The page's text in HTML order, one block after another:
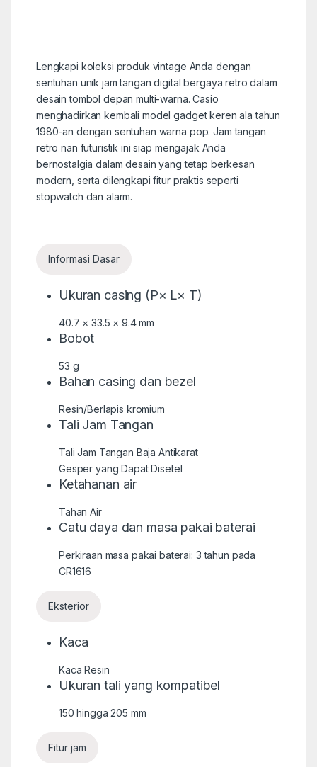
Lengkapi koleksi produk vintage Anda dengan
sentuhan unik jam tangan digital bergaya retro dalam
desain tombol depan multi-warna. Casio
menghadirkan kembali model gadget keren ala tahun
1980-an dengan sentuhan warna pop. Jam tangan
retro nan futuristik ini siap mengajak Anda
bernostalgia dalam desain yang tetap berkesan
modern, serta dilengkapi fitur praktis seperti
stopwatch dan alarm.
Informasi Dasar
Ukuran casing (P× L× T)
40.7 × 33.5 × 9.4 mm
Bobot
53 g
Bahan casing dan bezel
Resin/Berlapis kromium
Tali Jam Tangan
Tali Jam Tangan Baja Antikarat
Gesper yang Dapat Disetel
Ketahanan air
Tahan Air
Catu daya dan masa pakai baterai
Perkiraan masa pakai baterai: 3 tahun pada
CR1616
Eksterior
Kaca
Kaca Resin
Ukuran tali yang kompatibel
150 hingga 205 mm
Fitur jam